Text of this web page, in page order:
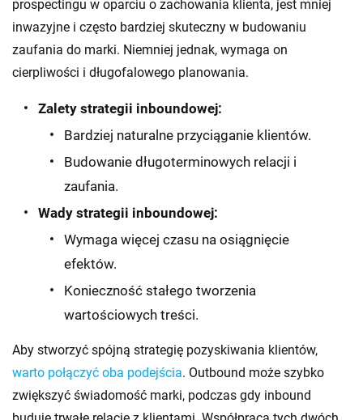
prospectingu w oparciu o zachowania klienta, jest mniej
inwazyjne i często bardziej skuteczny w budowaniu
zaufania do marki. Niemniej jednak, wymaga on
cierpliwości i długofalowego planowania.
Zalety strategii inboundowej:
Bardziej naturalne przyciąganie klientów.
Budowanie długoterminowych relacji i
zaufania.
Wady strategii inboundowej:
Wymaga więcej czasu na osiągnięcie
efektów.
Konieczność stałego tworzenia
wartościowych treści.
Aby stworzyć spójną strategię pozyskiwania klientów,
warto połączyć oba podejścia. Outbound może szybko
zwiększyć świadomość marki, podczas gdy inbound